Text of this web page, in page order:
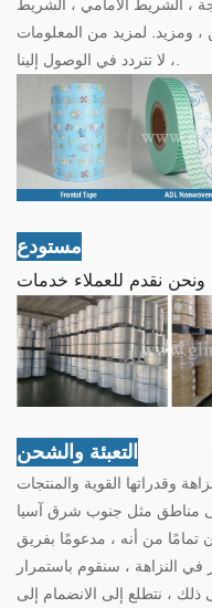
، ومزيد. لمزيد من المعلومات
، لا تتردد في الوصول إلينا.
مستودع
التعبئة والشحن
وقدراتها القوية والمنتجات
مناطق مثل جنوب شرق آسيا
تمامًا من أنه ، مدعومًا بفريق
النزاهة ، سنقوم باستمرار
ذلك ، نتطلع إلى الانضمام إلى